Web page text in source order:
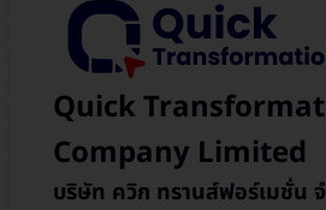
Quick
Company Limited
บริษัท ควิก ทรานส์ฟอร์เมชั่น